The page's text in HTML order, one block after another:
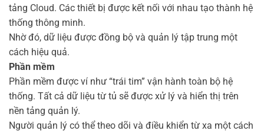
tảng Cloud. Các thiết bị được kết nối với nhau tạo thành hệ
thống thông minh.
Nhờ đó, dữ liệu được đồng bộ và quản lý tập trung một
cách hiệu quả.
Phần mềm
Phần mềm được ví như “trái tim” vận hành toàn bộ hệ
thống. Tất cả dữ liệu từ tủ sẽ được xử lý và hiển thị trên
nền tảng quản lý.
Người quản lý có thể theo dõi và điều khiển từ xa một cách